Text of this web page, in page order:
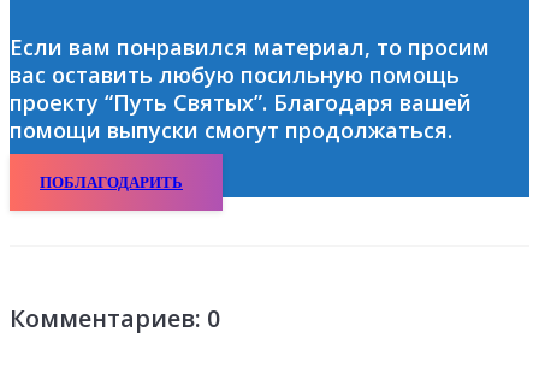
Если вам понравился материал, то просим
вас оставить любую посильную помощь
проекту “Путь Святых”. Благодаря вашей
помощи выпуски смогут продолжаться.
ПОБЛАГОДАРИТЬ
Комментариев: 0